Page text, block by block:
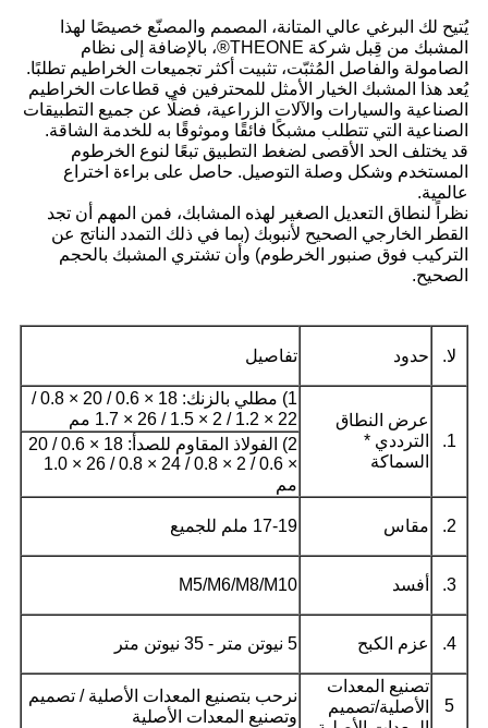
يُتيح لك البرغي عالي المتانة، المصمم والمصنّع خصيصًا لهذا
المشبك من قِبل شركة THEONE®، بالإضافة إلى نظام
الصامولة والفاصل المُثبّت، تثبيت أكثر تجميعات الخراطيم تطلبًا.
يُعد هذا المشبك الخيار الأمثل للمحترفين في قطاعات الخراطيم
الصناعية والسيارات والآلات الزراعية، فضلًا عن جميع التطبيقات
الصناعية التي تتطلب مشبكًا فائقًا وموثوقًا به للخدمة الشاقة.
قد يختلف الحد الأقصى لضغط التطبيق تبعًا لنوع الخرطوم
المستخدم وشكل وصلة التوصيل. حاصل على براءة اختراع
عالمية.
نظراً لنطاق التعديل الصغير لهذه المشابك، فمن المهم أن تجد
القطر الخارجي الصحيح لأنبوبك (بما في ذلك التمدد الناتج عن
التركيب فوق صنبور الخرطوم) وأن تشتري المشبك بالحجم
الصحيح.
لا. حدود تفاصيل
1.
عرض النطاق
الترددي *
السماكة
1) مطلي بالزنك: 18 × 0.6 / 20 × 0.8 /
22 × 1.2 / 2 × 1.5 / 26 × 1.7 مم
2) الفولاذ المقاوم للصدأ: 18 × 0.6 / 20
× 0.6 / 2 × 0.8 / 24 × 0.8 / 26 × 1.0
مم
2. مقاس 17-19 ملم للجميع
3. أفسد M5/M6/M8/M10
4. عزم الكبح 5 نيوتن متر - 35 نيوتن متر
5
تصنيع المعدات
الأصلية/تصميم
نرحب بتصنيع المعدات الأصلية / تصميم
وتصنيع المعدات الأصلية